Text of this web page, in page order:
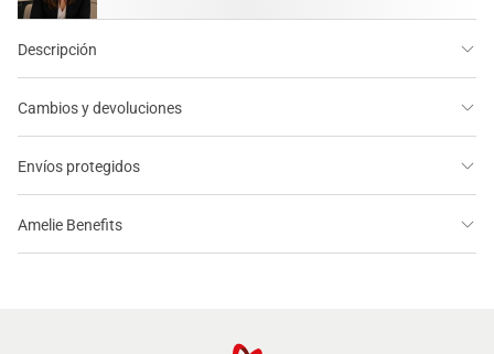
Descripción
Cambios y devoluciones
Envíos protegidos
Amelie Benefits